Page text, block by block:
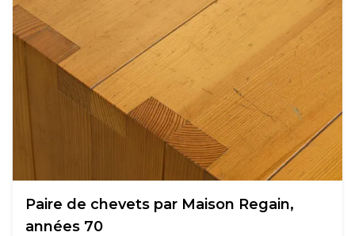
Paire de chevets par Maison Regain,
années 70